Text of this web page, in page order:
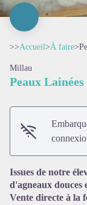
>>Accueil>À faire>
Millau
Peaux
Issues de notre
d'agneaux douces
Vente directe à la